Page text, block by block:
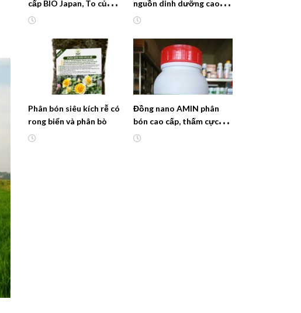
cấp BIO Japan, To củ
khoai
nguồn dinh dưỡng cao
cấp
Phân bón siêu kích rễ có
rong biển và phân bò
Đồng nano AMIN phân
bón cao cấp, thấm cực
nhanh sạch nấm bệnh